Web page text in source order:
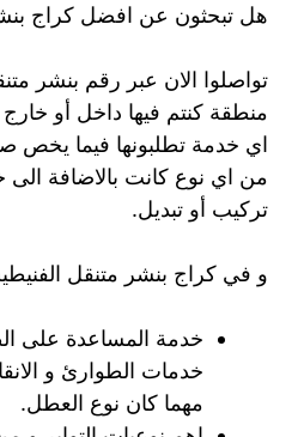
هل تبحثون عن افضل كراج
تواصلوا الان عبر رقم بنشر
منطقة كنتم فيها داخل أو
اي خدمة تطلبونها فيما يخص
من اي نوع كانت بالاضافة الى
تركيب أو تبديل.
و في كراج بنشر متنقل
خدمة المساعدة على
خدمات الطوارئ و
مهما كان نوع العطل.